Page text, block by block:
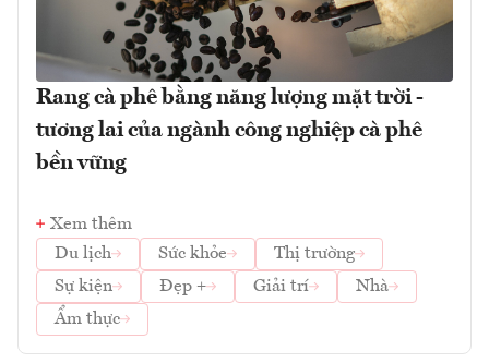
Rang cà phê bằng năng lượng mặt trời -
tương lai của ngành công nghiệp cà phê
bền vững
Xem thêm
Du lịch
Sức khỏe
Thị trường
Sự kiện
Đẹp + Giải trí
Nhà
Ẩm thực